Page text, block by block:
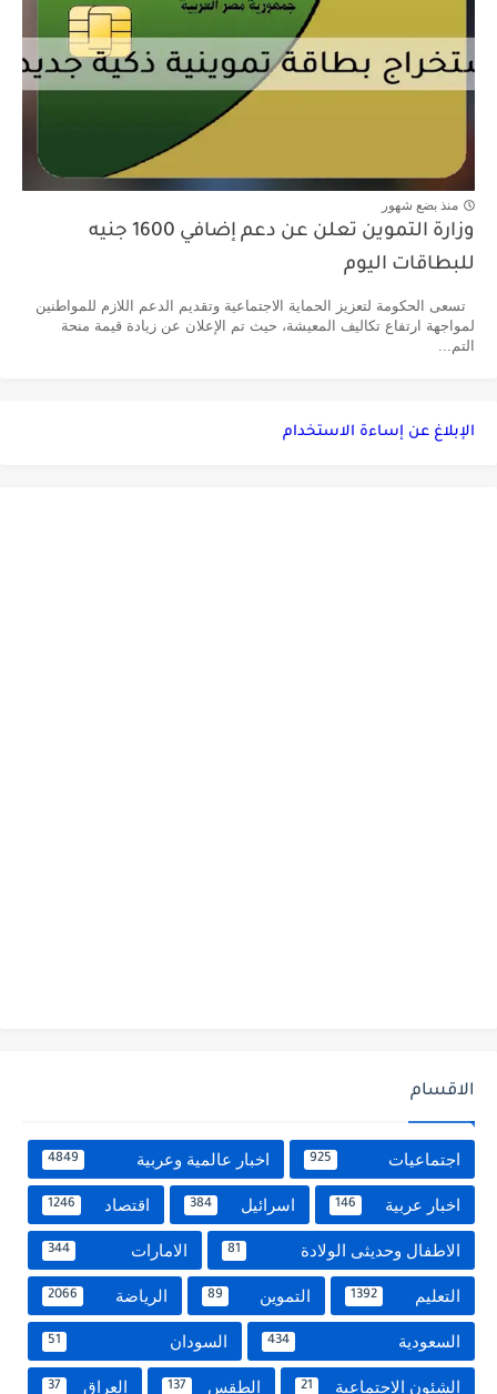
منذ بضع شهور
وزارة التموين تعلن عن دعم إضافي 1600 جنيه
للبطاقات اليوم
تسعى الحكومة لتعزيز الحماية الاجتماعية وتقديم الدعم اللازم للمواطنين
لمواجهة ارتفاع تكاليف المعيشة، حيث تم الإعلان عن زيادة قيمة منحة
التم...
الإبلاغ عن إساءة الاستخدام
الاقسام
اجتماعيات 925 اخبار عالمية وعربية 4849
اخبار عربية 146 اسرائيل 384 اقتصاد 1246
الاطفال وحديثى الولادة 81 الامارات 344
التعليم 1392 التموين 89 الرياضة 2066
السعودية 434 السودان 51
الشئون الاجتماعية 21 الطقس 137 العراق 37